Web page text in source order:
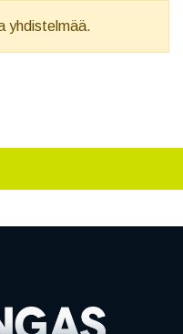
yhdistelmää.